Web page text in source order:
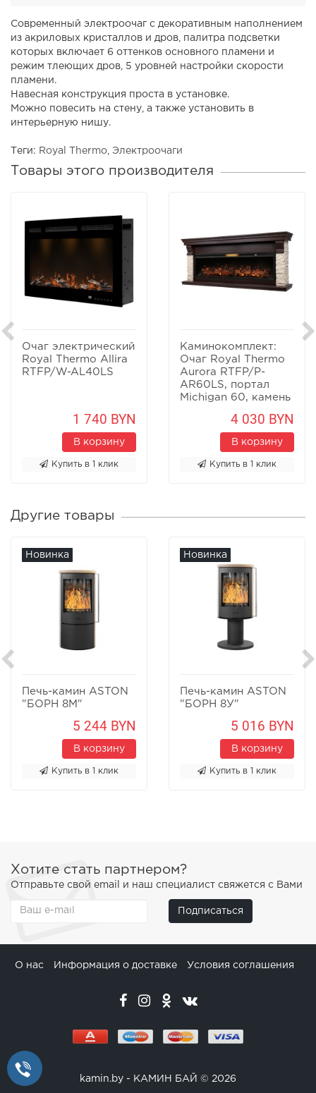
Современный электроочаг с декоративным наполнением
из акриловых кристаллов и дров, палитра подсветки
которых включает 6 оттенков основного пламени и
режим тлеющих дров, 5 уровней настройки скорости
пламени.
Навесная конструкция проста в установке.
Можно повесить на стену, а также установить в
интерьерную нишу.
Теги: Royal Thermo Электроочаги
Товары этого производителя
Очаг электрический
Royal Thermo Allira
RTFP/W-AL40LS
1 740 BYN
В корзину
Купить в 1 клик
Каминокомплект:
Очаг Royal Thermo
Aurora RTFP/P-
AR60LS, портал
Michigan 60, камень
4 030 BYN
В корзину
Купить в 1 клик
Другие товары
Новинка
Печь-камин ASTON
"БОРН 8М"
5 244 BYN
В корзину
Купить в 1 клик
Новинка
Печь-камин ASTON
"БОРН 8У"
5 016 BYN
В корзину
Купить в 1 клик
Хотите стать партнером?
Отправьте свой email и наш специалист свяжется с Вами
Подписаться
О нас Информация о доставке Условия соглашения
kamin.by - КАМИН БАЙ © 2026